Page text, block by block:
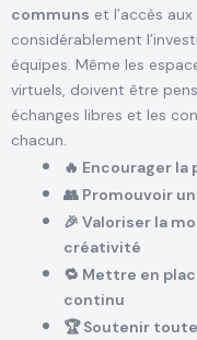
communs et l’accès
considérablement
équipes. Même les
virtuels, doivent être
échanges libres et les
chacun.
🔥 Encourager
👥 Promouvoir
🎉 Valoriser la
créativité
🔁 Mettre en
continu
🏆 Soutenir